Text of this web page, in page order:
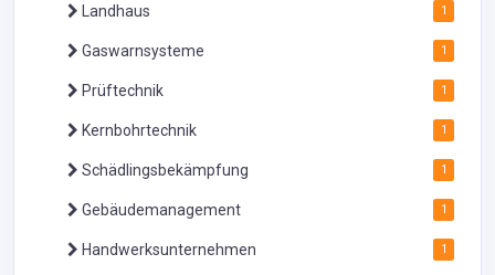
Landhaus 1
Gaswarnsysteme 1
Prüftechnik 1
Kernbohrtechnik 1
Schädlingsbekämpfung 1
Gebäudemanagement 1
Handwerksunternehmen 1